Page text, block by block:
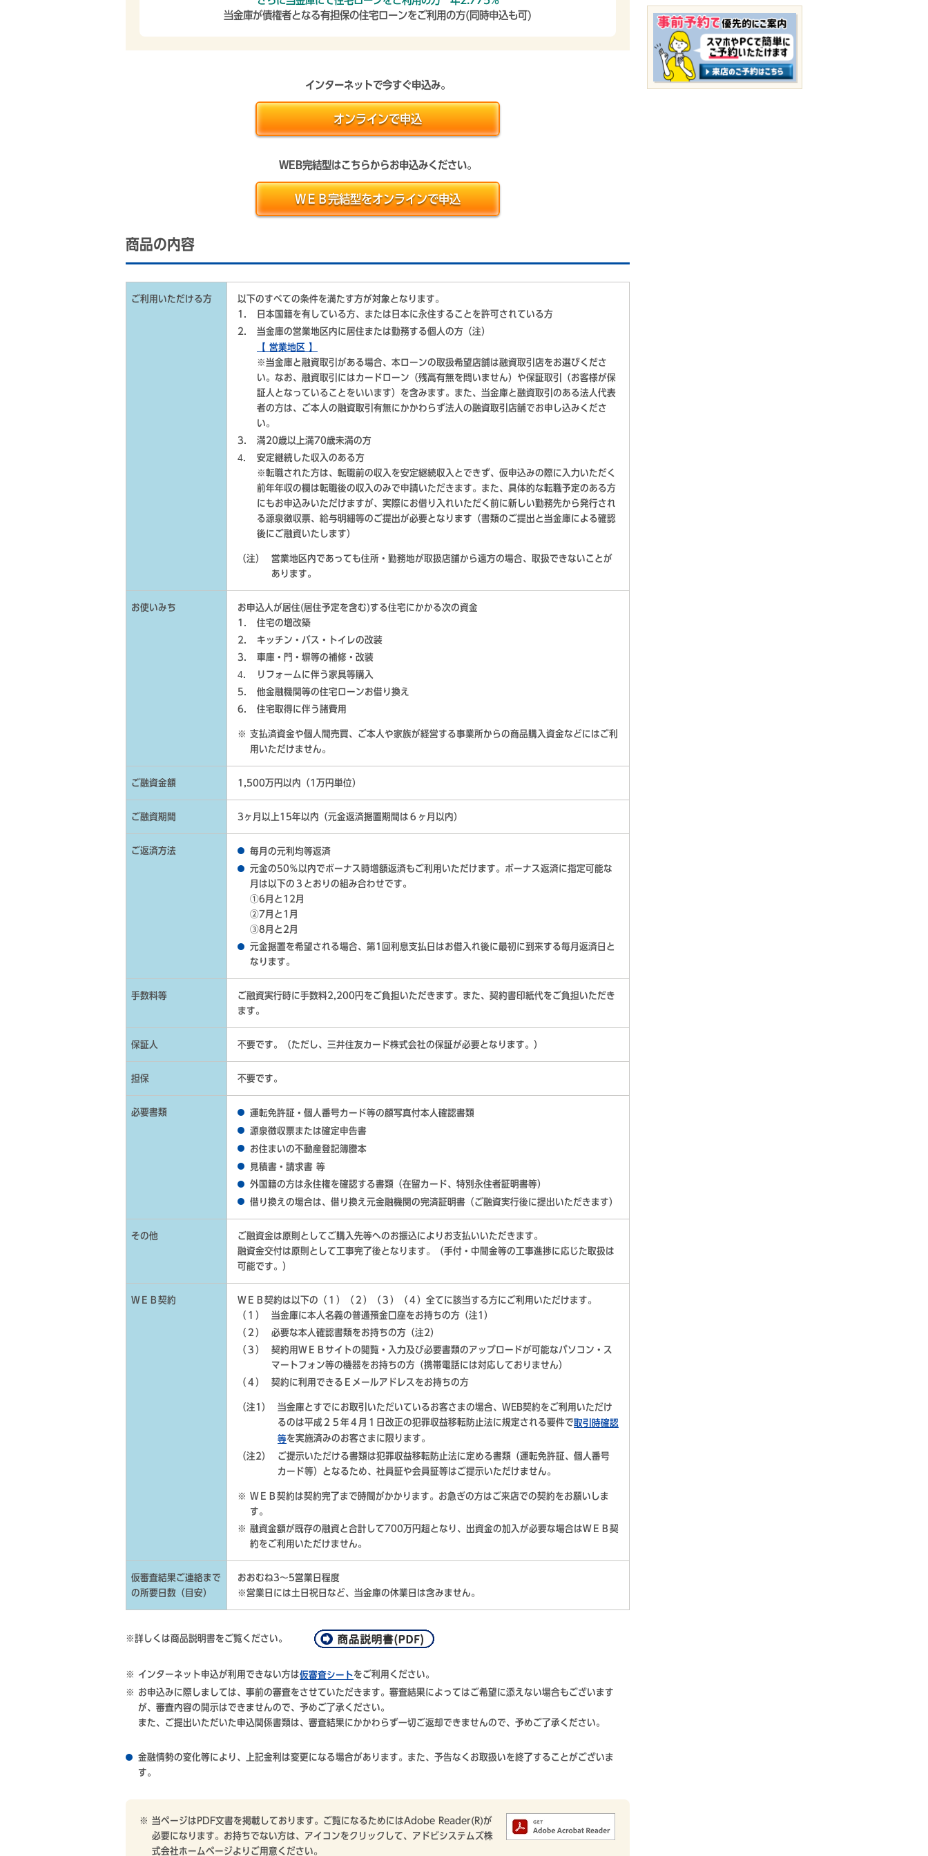
当金庫が債権者となる有担保の住宅ローンをご利用の方(同時申込も可)
インターネットで今すぐ申込み。
オンラインで申込
WEB完結型はこちらからお申込みください。
ＷＥＢ完結型をオンラインで申込
商品の内容
ご利用いただける方
以下のすべての条件を満たす方が対象となります。
日本国籍を有している方、または日本に永住することを許可されている方
当金庫の営業地区内に居住または勤務する個人の方（注）
【 営業地区 】
※当金庫と融資取引がある場合、本ローンの取扱希望店舗は融資取引店をお選びくださ
い。なお、融資取引にはカードローン（残高有無を問いません）や保証取引（お客様が保
証人となっていることをいいます）を含みます。また、当金庫と融資取引のある法人代表
者の方は、ご本人の融資取引有無にかかわらず法人の融資取引店舗でお申し込みくださ
い。
満20歳以上満70歳未満の方
安定継続した収入のある方
※転職された方は、転職前の収入を安定継続収入とできず、仮申込みの際に入力いただく
前年年収の欄は転職後の収入のみで申請いただきます。また、具体的な転職予定のある方
にもお申込みいただけますが、実際にお借り入れいただく前に新しい勤務先から発行され
る源泉徴収票、給与明細等のご提出が必要となります（書類のご提出と当金庫による確認
後にご融資いたします）
（注）
営業地区内であっても住所・勤務地が取扱店舗から遠方の場合、取扱できないことが
あります。
お使いみち
お申込人が居住(居住予定を含む)する住宅にかかる次の資金
住宅の増改築
キッチン・バス・トイレの改装
車庫・門・塀等の補修・改装
リフォームに伴う家具等購入
他金融機関等の住宅ローンお借り換え
住宅取得に伴う諸費用
支払済資金や個人間売買、ご本人や家族が経営する事業所からの商品購入資金などにはご利
用いただけません。
ご融資金額 1,500万円以内（1万円単位）
ご融資期間 3ヶ月以上15年以内（元金返済据置期間は６ヶ月以内）
ご返済方法
毎月の元利均等返済
元金の50％以内でボーナス時増額返済もご利用いただけます。ボーナス返済に指定可能な
月は以下の３とおりの組み合わせです。
①6月と12月
②7月と1月
③8月と2月
元金据置を希望される場合、第1回利息支払日はお借入れ後に最初に到来する毎月返済日と
なります。
手数料等
ご融資実行時に手数料2,200円をご負担いただきます。また、契約書印紙代をご負担いただき
ます。
保証人 不要です。（ただし、三井住友カード株式会社の保証が必要となります。）
担保 不要です。
必要書類
運転免許証・個人番号カード等の顔写真付本人確認書類
源泉徴収票または確定申告書
お住まいの不動産登記簿謄本
見積書・請求書 等
外国籍の方は永住権を確認する書類（在留カード、特別永住者証明書等）
借り換えの場合は、借り換え元金融機関の完済証明書（ご融資実行後に提出いただきます）
その他
ご融資金は原則としてご購入先等へのお振込によりお支払いいただきます。
融資金交付は原則として工事完了後となります。（手付・中間金等の工事進捗に応じた取扱は
可能です。）
ＷＥＢ契約
ＷＥＢ契約は以下の（１）（２）（３）（４）全てに該当する方にご利用いただけます。
（１）
当金庫に本人名義の普通預金口座をお持ちの方（注1）
（２）
必要な本人確認書類をお持ちの方（注2）
（３）
契約用ＷＥＢサイトの閲覧・入力及び必要書類のアップロードが可能なパソコン・ス
マートフォン等の機器をお持ちの方（携帯電話には対応しておりません）
（４）
契約に利用できるＥメールアドレスをお持ちの方
（注1）
当金庫とすでにお取引いただいているお客さまの場合、WEB契約をご利用いただけ
るのは平成２５年４月１日改正の犯罪収益移転防止法に規定される要件で取引時確認
等を実施済みのお客さまに限ります。
（注2）
ご提示いただける書類は犯罪収益移転防止法に定める書類（運転免許証、個人番号
カード等）となるため、社員証や会員証等はご提示いただけません。
ＷＥＢ契約は契約完了まで時間がかかります。お急ぎの方はご来店での契約をお願いしま
す。
融資金額が既存の融資と合計して700万円超となり、出資金の加入が必要な場合はＷＥＢ契
約をご利用いただけません。
仮審査結果ご連絡まで
の所要日数（目安）
おおむね3～5営業日程度
※営業日には土日祝日など、当金庫の休業日は含みません。
※詳しくは商品説明書をご覧ください。
インターネット申込が利用できない方は仮審査シートをご利用ください。
お申込みに際しましては、事前の審査をさせていただきます。審査結果によってはご希望に添えない場合もございます
が、審査内容の開示はできませんので、予めご了承ください。
また、ご提出いただいた申込関係書類は、審査結果にかかわらず一切ご返却できませんので、予めご了承ください。
金融情勢の変化等により、上記金利は変更になる場合があります。また、予告なくお取扱いを終了することがございま
す。
当ページはPDF文書を掲載しております。ご覧になるためにはAdobe Reader(R)が
必要になります。お持ちでない方は、アイコンをクリックして、アドビシステムズ株
式会社ホームページよりご用意ください。